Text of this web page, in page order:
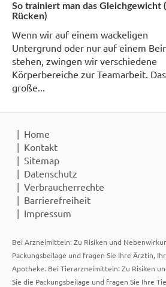
So trainiert man das Gleichgewicht
Rücken)
Wenn wir auf einem wackeligen
Untergrund oder nur auf einem
stehen, zwingen wir verschiedene
Körperbereiche zur Teamarbeit. Das
große...
Home
Kontakt
Sitemap
Datenschutz
Verbraucherrechte
Barrierefreiheit
Impressum
Bei Arzneimitteln: Zu Risiken und
Packungsbeilage und fragen Sie Ihre Ärztin,
Apotheke. Bei Tierarzneimitteln: Zu Risiken
Sie die Packungsbeilage und fragen Sie Ihre